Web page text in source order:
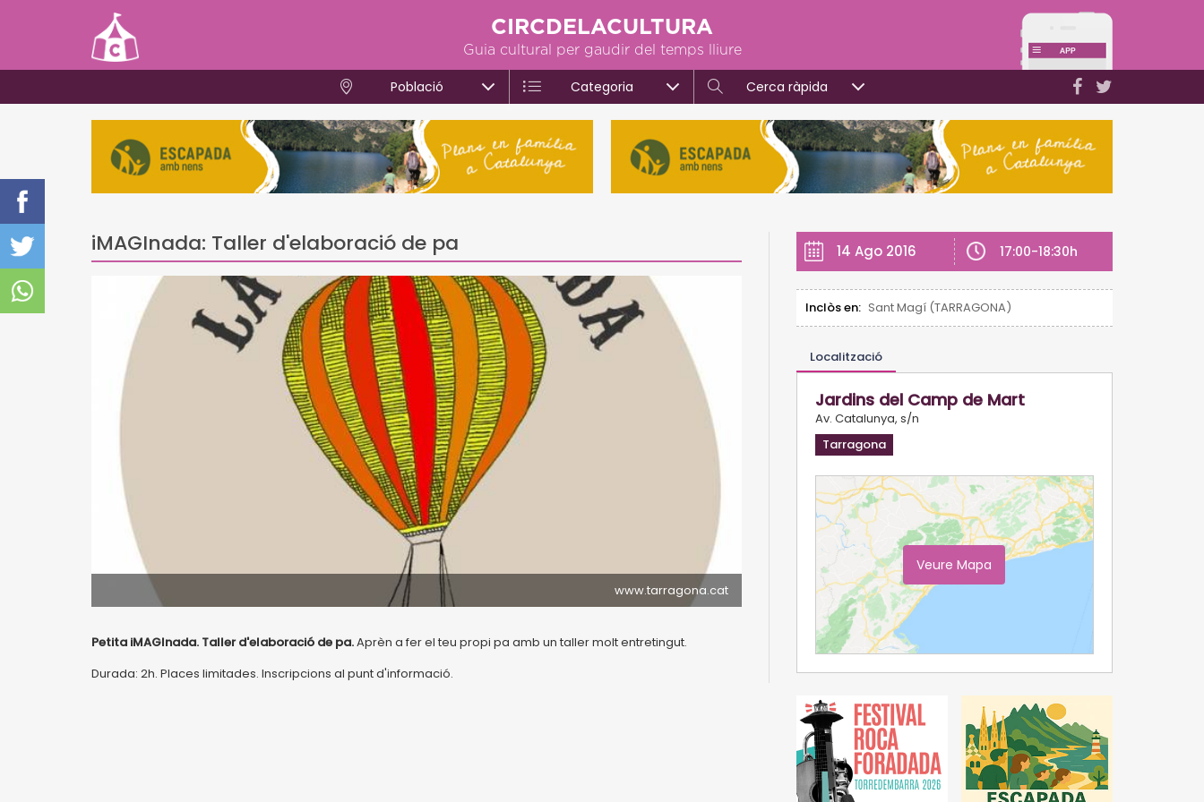
CIRCDELACULTURA
Guia cultural per gaudir del temps lliure
Població Categoria Cerca ràpida
iMAGInada: Taller d'elaboració de pa
www.tarragona.cat
Petita iMAGInada. Taller d'elaboració de pa.Aprèn a fer el teu propi pa amb un taller molt entretingut.
Durada: 2h. Places limitades. Inscripcions al punt d'informació.
14 Ago 2016 17:00-18:30h
Inclòs en: Sant Magí (TARRAGONA)
Localització
Jardins del Camp de Mart
Av. Catalunya, s/n
Tarragona
Veure Mapa